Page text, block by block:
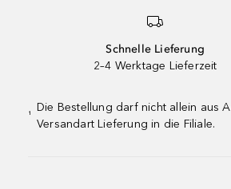
Schnelle Lieferung
2–4 Werktage Lieferzeit
¹
Die Bestellung darf nicht allein aus
Versandart Lieferung in die Filiale.